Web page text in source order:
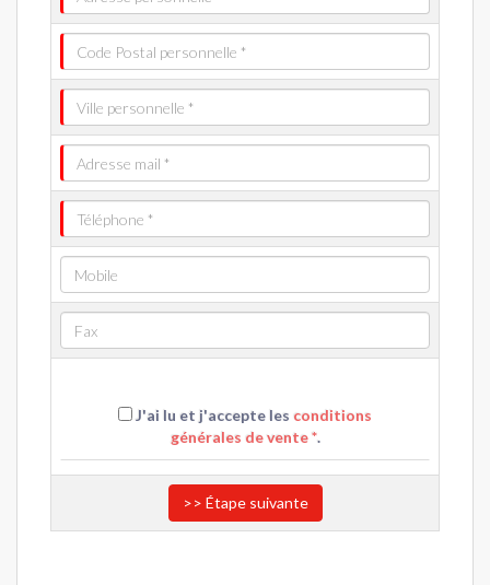
J'ai lu et j'accepte les conditions
générales de vente *.
>> Étape suivante